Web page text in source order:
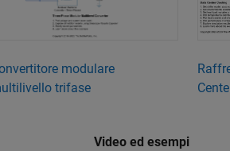
modulare
trifase
Video ed esempi